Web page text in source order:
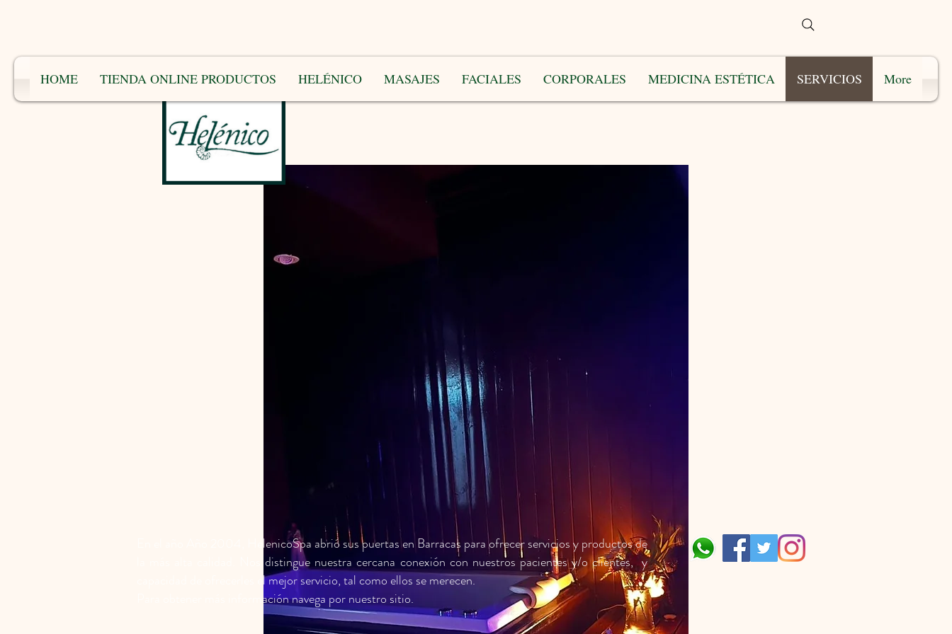
HOME TIENDA ONLINE PRODUCTOS HELÉNICO MASAJES FACIALES CORPORALES MEDICINA ESTÉTICA SERVICIOS More
En el año Año 2004, HelenicoSpa abrió sus puertas en Barracas para ofrecer servicios y productos de
la más alta calidad. Nos distingue nuestra cercana conexión con nuestros pacientes y/o clientes, y
capacidad de ofrecerles el mejor servicio, tal como ellos se merecen.
Para obtener más información navega por nuestro sitio.